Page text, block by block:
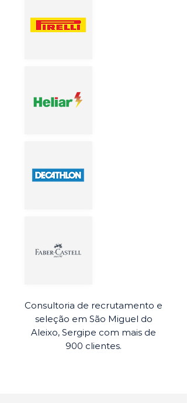
Consultoria de recrutamento e
seleção em São Miguel do
Aleixo, Sergipe com mais de
900 clientes.